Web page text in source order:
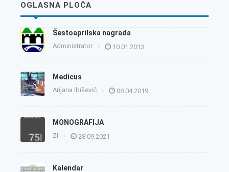
OGLASNA PLOČA
Šestoaprilska nagrada
Administrator 10.01.2013
Medicus
Arijana Ibišević 08.04.2019
MONOGRAFIJA
ZI 28.09.2021
Kalendar